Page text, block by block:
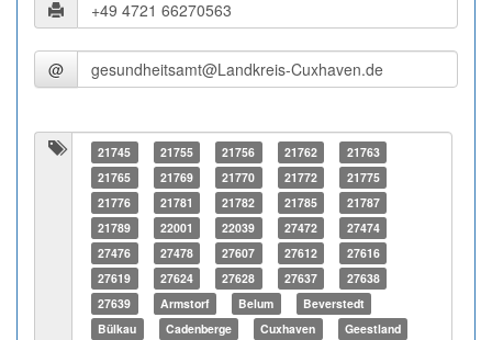
@
21745 21755 21756 21762
21763
21765
21769 21770 21772
21775
21776
21781 21782 21785
21787
21789
22001 22039 27472
27474
27476
27478 27607 27612
27616
27619
27624 27628 27637
27638
27639
Armstorf Belum
Beverstedt
Bülkau
Cadenberge Cuxhaven Geestland